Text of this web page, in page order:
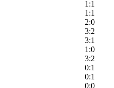
1:1
1:1
2:0
3:2
3:1
1:0
3:2
0:1
0:1
0:0